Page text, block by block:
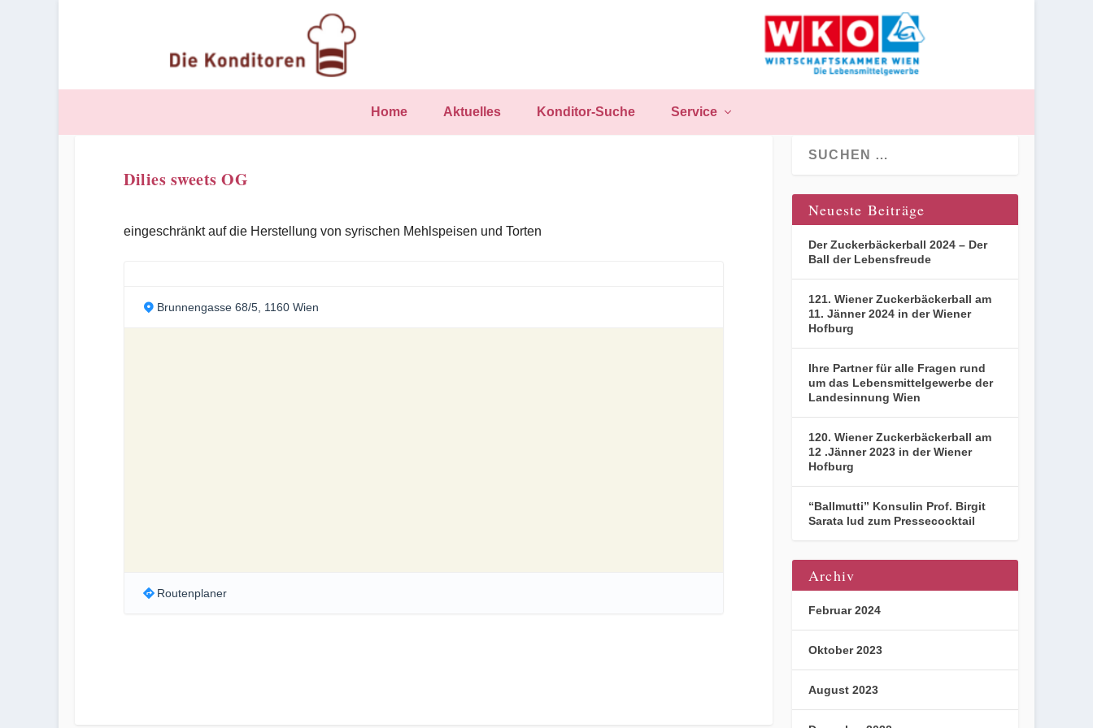
Home Aktuelles Konditor-Suche Service
Dilies sweets OG
eingeschränkt auf die Herstellung von syrischen Mehlspeisen und Torten
Brunnengasse 68/5, 1160 Wien
Routenplaner
Neueste Beiträge
Der Zuckerbäckerball 2024 – Der
Ball der Lebensfreude
121. Wiener Zuckerbäckerball am
11. Jänner 2024 in der Wiener
Hofburg
Ihre Partner für alle Fragen rund
um das Lebensmittelgewerbe der
Landesinnung Wien
120. Wiener Zuckerbäckerball am
12 .Jänner 2023 in der Wiener
Hofburg
“Ballmutti” Konsulin Prof. Birgit
Sarata lud zum Pressecocktail
Archiv
Februar 2024
Oktober 2023
August 2023